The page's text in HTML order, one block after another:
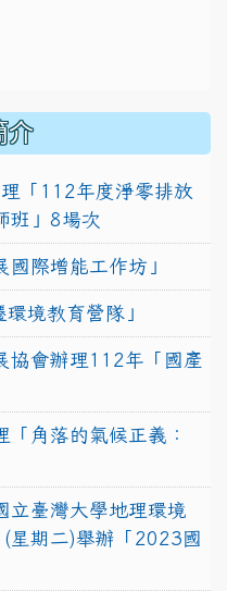
介
「112年度淨零排放
班」8場次
際增能工作坊」
境教育營隊」
協會辦理112年「國產
角落的氣候正義：
立臺灣大學地理環境
星期二)舉辦「2023國